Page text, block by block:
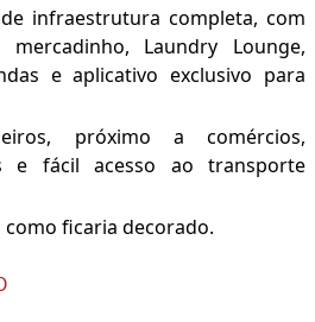
infraestrutura completa, com
mercadinho, Laundry Lounge,
e aplicativo exclusivo para
próximo a comércios,
e fácil acesso ao transporte
ficaria decorado.